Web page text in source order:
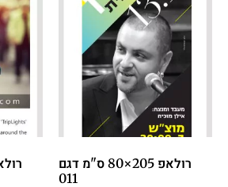
רולאפ 205×80 ס"מ דגם
011